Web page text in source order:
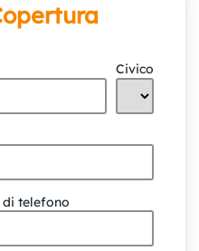
Civico
telefono